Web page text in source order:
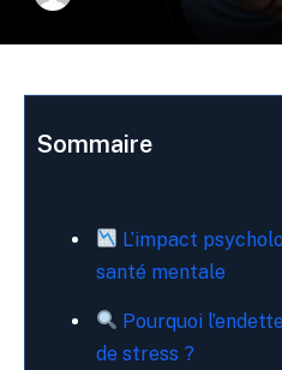
Sommaire
L’impact
santé mentale
Pourquoi
de stress ?